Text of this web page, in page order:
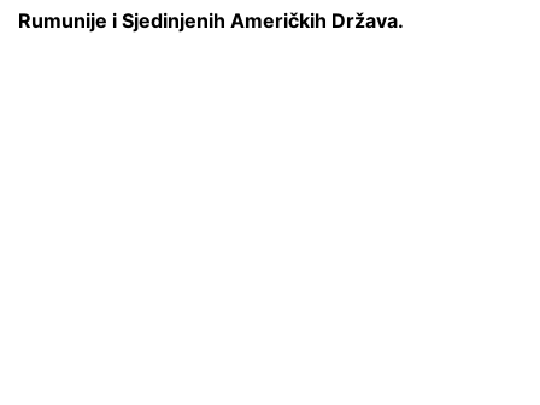
Rumunije i Sjedinjenih Američkih Država.